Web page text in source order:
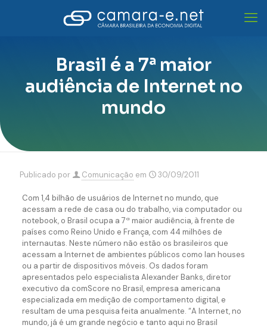
Brasil é a 7ª maior
audiência de Internet no
mundo
Publicado por Comunicação em 30/09/2011
Com 1,4 bilhão de usuários de Internet no mundo, que
acessam a rede de casa ou do trabalho, via computador ou
notebook, o Brasil ocupa a 7ª maior audiência, à frente de
países como Reino Unido e França, com 44 milhões de
internautas. Neste número não estão os brasileiros que
acessam a Internet de ambientes públicos como lan houses
ou a partir de dispositivos móveis. Os dados foram
apresentados pelo especialista Alexander Banks, diretor
executivo da comScore no Brasil, empresa americana
especializada em medição de comportamento digital, e
resultam de uma pesquisa feita anualmente. “A Internet, no
mundo, já é um grande negócio e tanto aqui no Brasil